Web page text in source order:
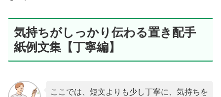
気持ちがしっかり伝わる置き配手
紙例文集【丁寧編】
ここでは、短文よりも少し丁寧に、気持ちを